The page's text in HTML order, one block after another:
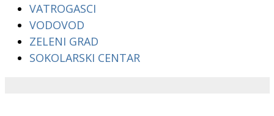
VATROGASCI
VODOVOD
ZELENI GRAD
SOKOLARSKI CENTAR